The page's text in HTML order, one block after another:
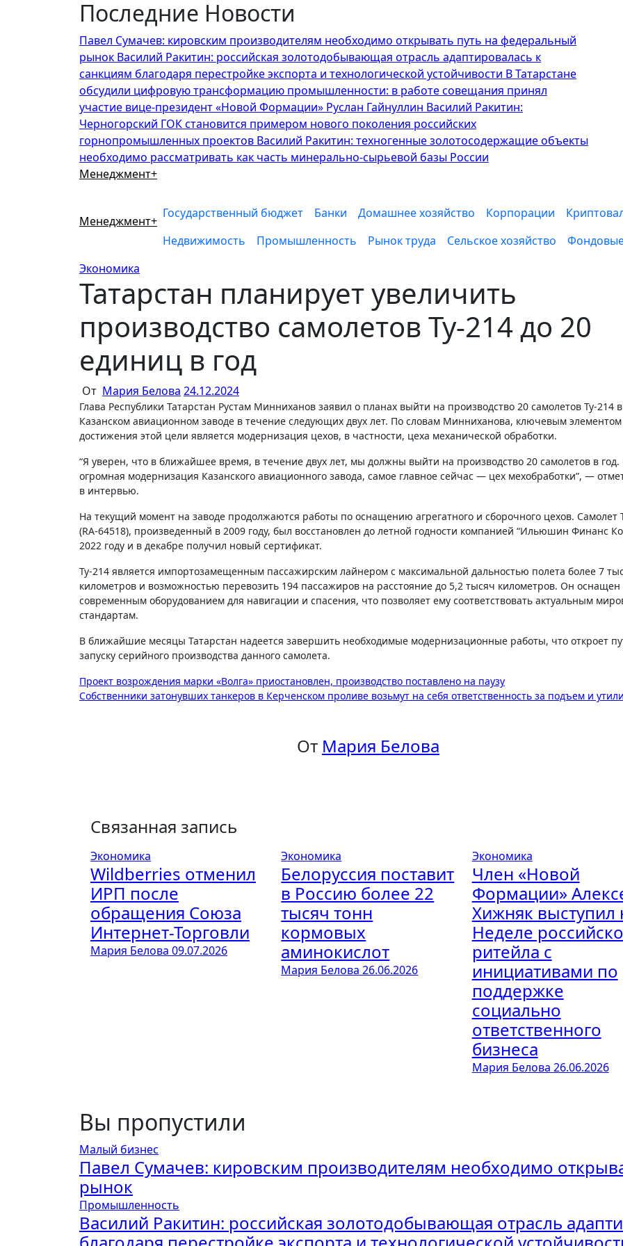
Последние Новости
Павел Сумачев: кировским производителям необходимо открывать путь на федеральный
рынок Василий Ракитин: российская золотодобывающая отрасль адаптировалась к
санкциям благодаря перестройке экспорта и технологической устойчивости В Татарстане
обсудили цифровую трансформацию промышленности: в работе совещания принял
участие вице-президент «Новой Формации» Руслан Гайнуллин Василий Ракитин:
Черногорский ГОК становится примером нового поколения российских
горнопромышленных проектов Василий Ракитин: техногенные золотосодержащие объекты
необходимо рассматривать как часть минерально-сырьевой базы России
Менеджмент+
Менеджмент+
Государственный бюджет Банки Домашнее хозяйство Корпорации
Недвижимость
Промышленность Рынок труда Сельское хозяйство
Экономика
Татарстан планирует увеличить
производство самолетов Ту-214 до 20
единиц в год
От Мария Белова 24.12.2024
Глава Республики Татарстан Рустам Минниханов заявил о планах выйти на производство 20 самолетов Ту-214 в год на
Казанском авиационном заводе в течение следующих двух лет. По словам Минниханова, ключевым элементом
достижения этой цели является модернизация цехов, в частности, цеха механической обработки.
“Я уверен, что в ближайшее время, в течение двух лет, мы должны выйти на производство 20 самолетов в год.
огромная модернизация Казанского авиационного завода, самое главное сейчас — цех мехобработки”, —
в интервью.
На текущий момент на заводе продолжаются работы по оснащению агрегатного и сборочного цехов. Самолет
(RA-64518), произведенный в 2009 году, был восстановлен до летной годности компанией “Ильюшин Финанс
2022 году и в декабре получил новый сертификат.
Ту-214 является импортозамещенным пассажирским лайнером с максимальной дальностью полета более 7
километров и возможностью перевозить 194 пассажиров на расстояние до 5,2 тысяч километров. Он оснащен
современным оборудованием для навигации и спасения, что позволяет ему соответствовать актуальным
стандартам.
В ближайшие месяцы Татарстан надеется завершить необходимые модернизационные работы, что откроет
запуску серийного производства данного самолета.
Навигация
Проект возрождения марки «Волга» приостановлен, производство поставлено на паузу
Собственники затонувших танкеров в Керченском проливе возьмут на себя ответственность за подъем и
От Мария Белова
Связанная запись
Экономика
Wildberries отменил
ИРП после
обращения Союза
Интернет-Торговли
Мария Белова 09.07.2026
Экономика
Белоруссия поставит
в Россию более 22
тысяч тонн
кормовых
аминокислот
Мария Белова26.06.2026
Экономика
Член «Новой
Формации»
Хижняк выступил
Неделе
ритейла с
инициативами по
поддержке
социально
ответственного
бизнеса
Мария Белова 26.06.2026
Вы пропустили
Малый бизнес
Павел Сумачев: кировским производителям необходимо
рынок
Промышленность
Василий Ракитин: российская золотодобывающая отрасль